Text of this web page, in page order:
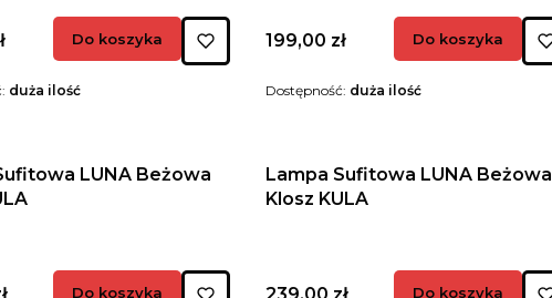
Do koszyka
duża ilość
Cena
199,00 zł Do koszyka
Dostępność: duża ilość
LUNA Beżowa
Do koszyka
Lampa Sufitowa LUNA Beżowa
Klosz KULA
Cena Do koszyka